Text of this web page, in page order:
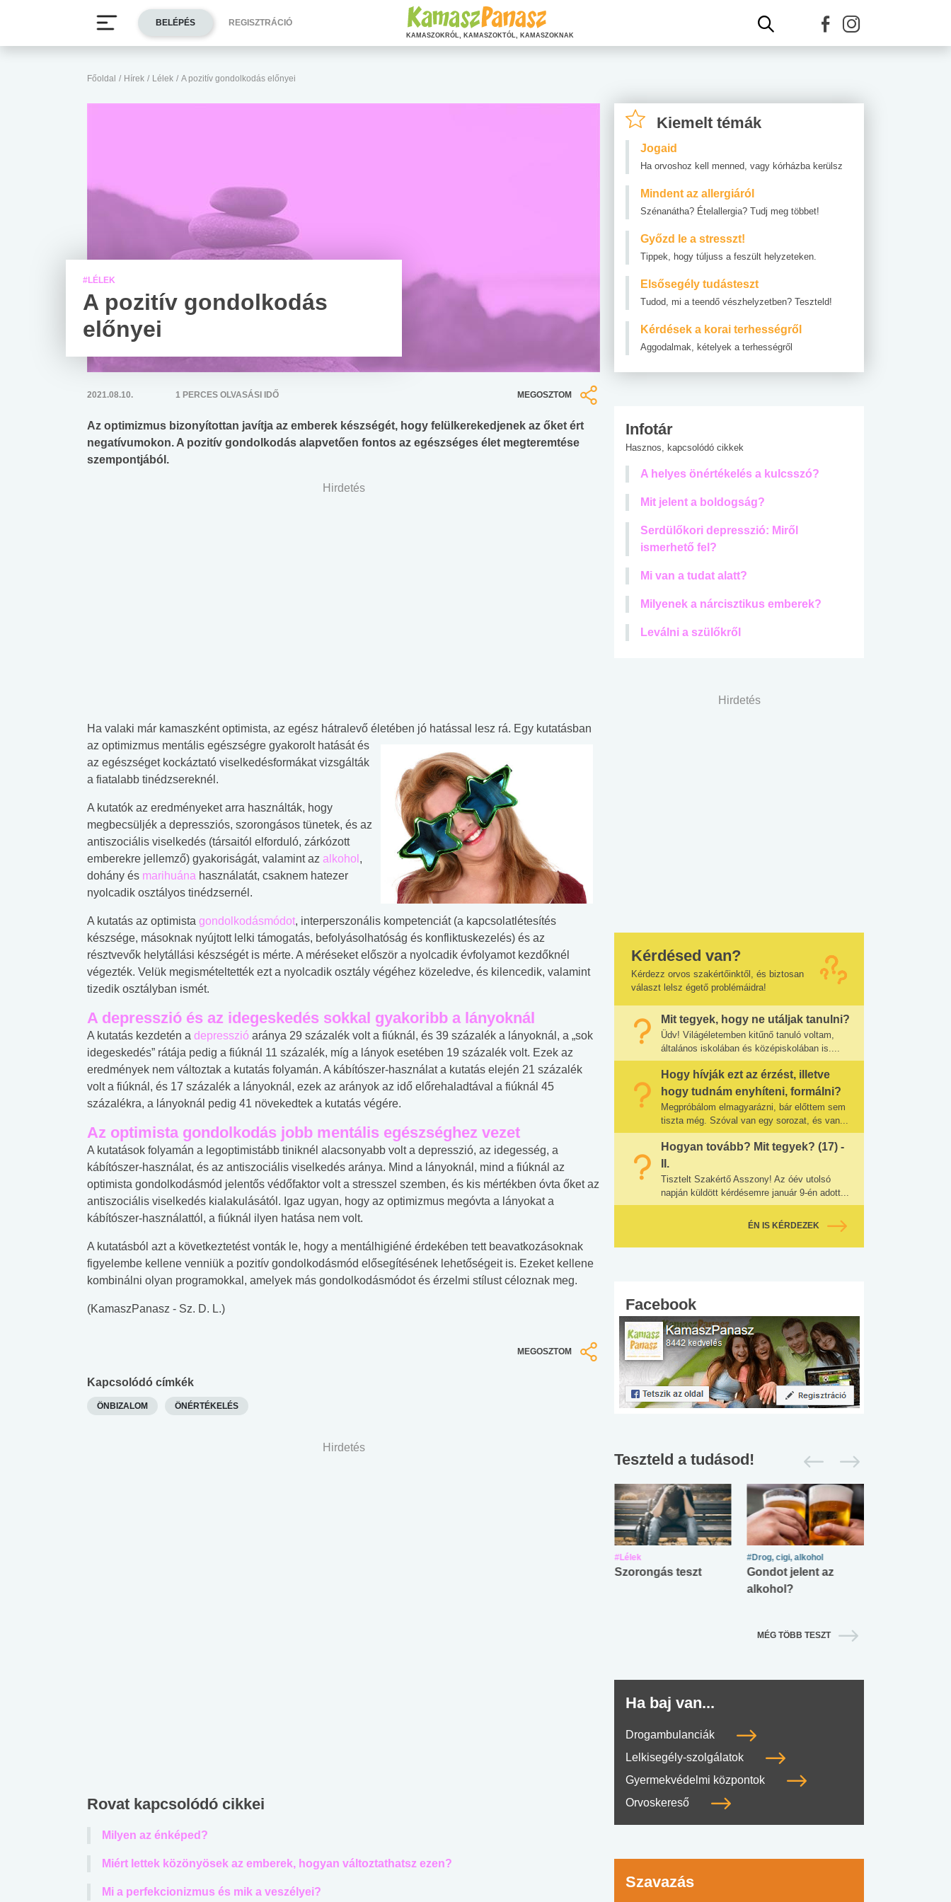
Főoldal / Hírek / Lélek / A pozitív gondolkodás előnyei
#LÉLEK
A pozitív gondolkodás
előnyei
2021.08.10. 1 PERCES OLVASÁSI IDŐ MEGOSZTOM
Az optimizmus bizonyítottan javítja az emberek készségét, hogy felülkerekedjenek az őket ért
negatívumokon. A pozitív gondolkodás alapvetően fontos az egészséges élet megteremtése
szempontjából.
Hirdetés
Ha valaki már kamaszként optimista, az egész hátralevő életében jó hatással lesz rá. Egy kutatásban
az optimizmus mentális egészségre gyakorolt hatását és
az egészséget kockáztató viselkedésformákat vizsgálták
a fiatalabb tinédzsereknél.
A kutatók az eredményeket arra használták, hogy
megbecsüljék a depressziós, szorongásos tünetek, és az
antiszociális viselkedés (társaitól elforduló, zárkózott
emberekre jellemző) gyakoriságát, valamint az alkohol ,
dohány és marihuána használatát, csaknem hatezer
nyolcadik osztályos tinédzsernél.
A kutatás az optimista gondolkodásmódot, interperszonális kompetenciát (a kapcsolatlétesítés
készsége, másoknak nyújtott lelki támogatás, befolyásolhatóság és konfliktuskezelés) és az
résztvevők helytállási készségét is mérte. A méréseket először a nyolcadik évfolyamot kezdőknél
végezték. Velük megismételtették ezt a nyolcadik osztály végéhez közeledve, és kilencedik, valamint
tizedik osztályban ismét.
A depresszió és az idegeskedés sokkal gyakoribb a lányoknál
A kutatás kezdetén a depresszió aránya 29 százalék volt a fiúknál, és 39 százalék a lányoknál, a „sok
idegeskedés” rátája pedig a fiúknál 11 százalék, míg a lányok esetében 19 százalék volt. Ezek az
eredmények nem változtak a kutatás folyamán. A kábítószer-használat a kutatás elején 21 százalék
volt a fiúknál, és 17 százalék a lányoknál, ezek az arányok az idő előrehaladtával a fiúknál 45
százalékra, a lányoknál pedig 41 növekedtek a kutatás végére.
Az optimista gondolkodás jobb mentális egészséghez vezet
A kutatások folyamán a legoptimistább tiniknél alacsonyabb volt a depresszió, az idegesség, a
kábítószer-használat, és az antiszociális viselkedés aránya. Mind a lányoknál, mind a fiúknál az
optimista gondolkodásmód jelentős védőfaktor volt a stresszel szemben, és kis mértékben óvta őket az
antiszociális viselkedés kialakulásától. Igaz ugyan, hogy az optimizmus megóvta a lányokat a
kábítószer-használattól, a fiúknál ilyen hatása nem volt.
A kutatásból azt a következtetést vonták le, hogy a mentálhigiéné érdekében tett beavatkozásoknak
figyelembe kellene venniük a pozitív gondolkodásmód elősegítésének lehetőségeit is. Ezeket kellene
kombinálni olyan programokkal, amelyek más gondolkodásmódot és érzelmi stílust céloznak meg.
(KamaszPanasz - Sz. D. L.)
MEGOSZTOM
Kapcsolódó címkék
ÖNBIZALOM ÖNÉRTÉKELÉS
Hirdetés
Rovat kapcsolódó cikkei
Milyen az énképed?
Miért lettek közönyösek az emberek, hogyan változtathatsz ezen?
Mi a perfekcionizmus és mik a veszélyei?
Kiemelt témák
Jogaid
Ha orvoshoz kell menned, vagy kórházba kerülsz
Mindent az allergiáról
Szénanátha? Ételallergia? Tudj meg többet!
Győzd le a stresszt!
Tippek, hogy túljuss a feszült helyzeteken.
Elsősegély tudásteszt
Tudod, mi a teendő vészhelyzetben? Teszteld!
Kérdések a korai terhességről
Aggodalmak, kételyek a terhességről
Infotár
Hasznos, kapcsolódó cikkek
A helyes önértékelés a kulcsszó?
Mit jelent a boldogság?
Serdülőkori depresszió: Miről
ismerhető fel?
Mi van a tudat alatt?
Milyenek a nárcisztikus emberek?
Leválni a szülőkről
Hirdetés
Kérdésed van?
Kérdezz orvos szakértőinktől, és biztosan
választ lelsz égető problémáidra!
Mit tegyek, hogy ne utáljak tanulni?
Üdv! Világéletemben kitűnő tanuló voltam,
általános iskolában és középiskolában is....
Hogy hívják ezt az érzést, illetve
hogy tudnám enyhíteni, formálni?
Megpróbálom elmagyarázni, bár előttem sem
tiszta még. Szóval van egy sorozat, és van...
Hogyan tovább? Mit tegyek? (17) -
II.
Tisztelt Szakértő Asszony! Az óév utolsó
napján küldött kérdésemre január 9-én adott...
ÉN IS KÉRDEZEK
Facebook
Teszteld a tudásod!
#Lélek
Szorongás teszt
#Drog, cigi, alkohol
Gondot jelent az
alkohol?
MÉG TÖBB TESZT
Ha baj van...
Drogambulanciák
Lelkisegély-szolgálatok
Gyermekvédelmi központok
Orvoskereső
Szavazás
BELÉPÉS REGISZTRÁCIÓ
KAMASZOKRÓL, KAMASZOKTÓL, KAMASZOKNAK